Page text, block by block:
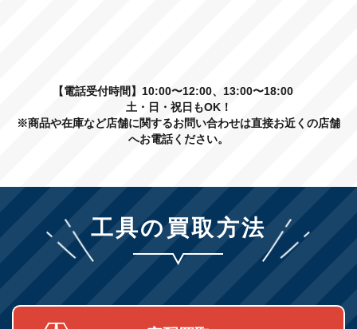
【電話受付時間】10:00〜12:00、13:00〜18:00
土・日・祝日もOK！
※商品や在庫など店舗に関するお問い合わせは直接お近くの店舗
へお電話ください。
工具の買取方法